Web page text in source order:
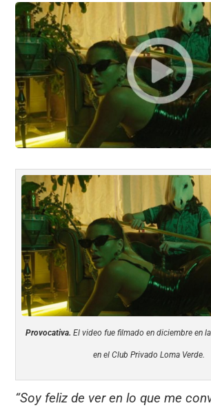
e
b
o
o
k
A
p
p
a
m
l
Provocativa. El video fue filmado en diciembre en
en el Club Privado Loma Verde.
“Soy feliz de ver en lo que me